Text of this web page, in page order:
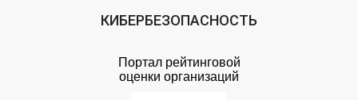
КИБЕРБЕЗОПАСНОСТЬ
Портал рейтинговой
оценки организаций